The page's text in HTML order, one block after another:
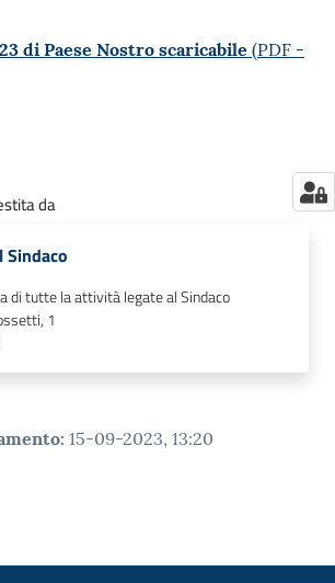
di Paese Nostro scaricabile (PDF -
da
Sindaco
di tutte la attività legate al Sindaco
1
: 15-09-2023, 13:20